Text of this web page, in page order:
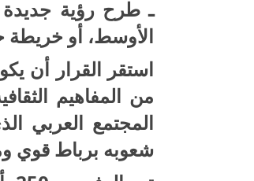
ـ طرح رؤية
الأوسط، أو خريطة
استقر القرار أن
من المفاهيم
المجتمع العربي
شعوبه برباط قوي ومهم